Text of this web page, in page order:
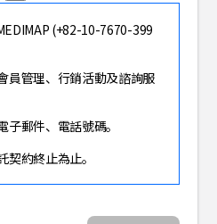
(+82-10-7670-399
員管理、行銷活動及諮詢服
郵件、電話號碼。
約終止為止。